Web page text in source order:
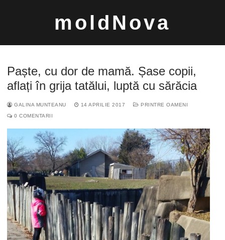
moldNova
Paște, cu dor de mamă. Șase copii,
aflați în grija tatălui, luptă cu sărăcia
GALINA MUNTEANU 14 APRILIE 2017
PRINTRE OAMENI
0 COMENTARII